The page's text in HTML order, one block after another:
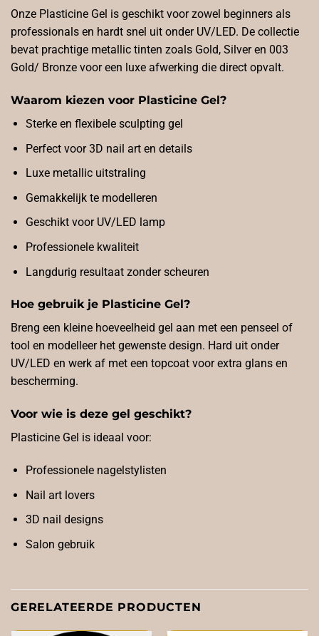
Onze Plasticine Gel is geschikt voor zowel beginners als
professionals en hardt snel uit onder UV/LED. De collectie
bevat prachtige metallic tinten zoals Gold, Silver en 003
Gold/ Bronze voor een luxe afwerking die direct opvalt.
Waarom kiezen voor Plasticine Gel?
Sterke en flexibele sculpting gel
Perfect voor 3D nail art en details
Luxe metallic uitstraling
Gemakkelijk te modelleren
Geschikt voor UV/LED lamp
Professionele kwaliteit
Langdurig resultaat zonder scheuren
Hoe gebruik je Plasticine Gel?
Breng een kleine hoeveelheid gel aan met een penseel of
tool en modelleer het gewenste design. Hard uit onder
UV/LED en werk af met een topcoat voor extra glans en
bescherming.
Voor wie is deze gel geschikt?
Plasticine Gel is ideaal voor:
Professionele nagelstylisten
Nail art lovers
3D nail designs
Salon gebruik
GERELATEERDE PRODUCTEN